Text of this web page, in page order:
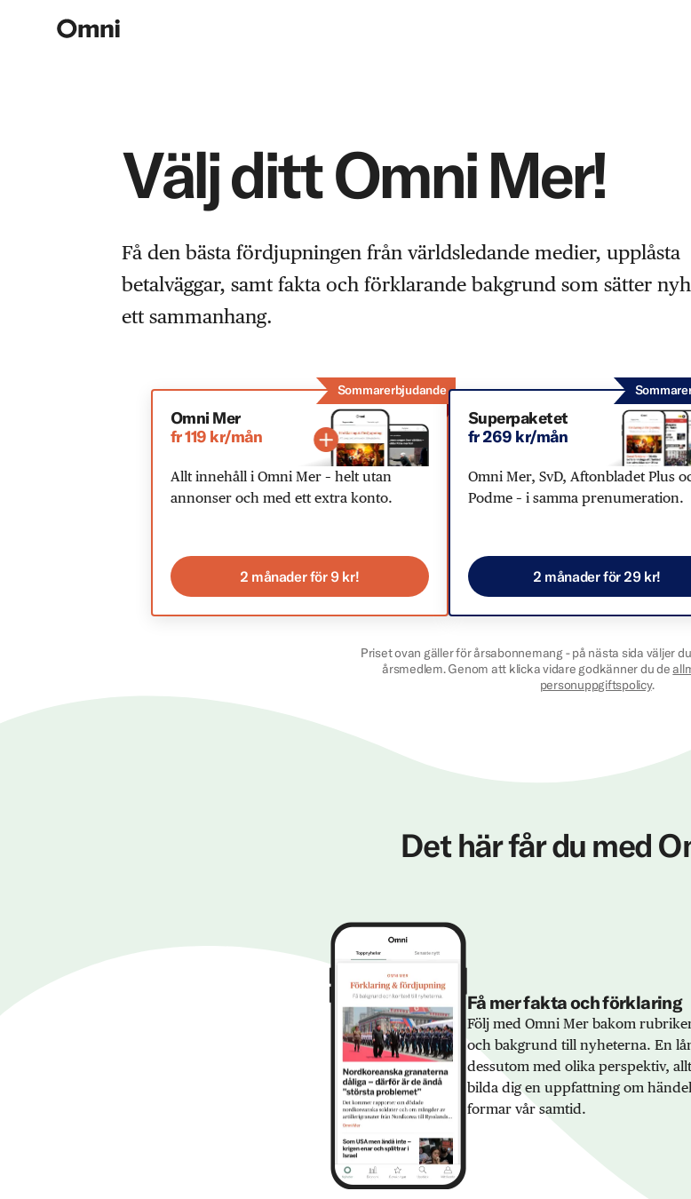
Välj ditt Omni Mer!
Få den bästa fördjupningen från världsledande medier, upplåsta
betalväggar, samt fakta och förklarande bakgrund som sätter
ett sammanhang.
Sommarerbjudande
Omni Mer
fr 119 kr/mån
Allt innehåll i Omni Mer – helt utan
annonser och med ett extra konto.
2 månader för 9 kr!
Superpaketet
fr 269 kr/mån
Omni Mer, SvD, Aftonbladet Plus
Podme – i samma prenumeration.
2 månader för 29 kr!
Priset ovan gäller för årsabonnemang - på nästa sida väljer
årsmedlem. Genom att klicka vidare godkänner du de
personuppgiftspolicy.
Det här får du med
Få mer fakta och förklaring
Följ med Omni Mer bakom
och bakgrund till nyheterna. En
dessutom med olika perspektiv,
bilda dig en uppfattning om
formar vår samtid.